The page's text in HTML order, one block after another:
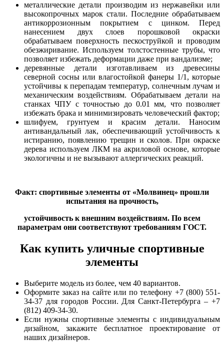
металлические детали производим из нержавейки или
высокопрочных марок стали. Последние обрабатываем
антикоррозионным покрытием с цинком. Перед
нанесением двух слоев порошковой окраски
обрабатываем поверхность пескоструйкой и проводим
обезжиривание. Используем толстостенные трубы, что
позволяет избежать деформации даже при вандализме;
деревянные детали изготавливаем из древесины
северной сосны или влагостойкой фанеры 1/1, которые
устойчивы к перепадам температур, солнечным лучам и
механическим воздействиям. Обрабатываем детали на
станках ЧПУ с точностью до 0.01 мм, что позволяет
избежать брака и минимизировать человеческий фактор;
шлифуем, грунтуем и красим детали. Наносим
антивандальный лак, обеспечивающий устойчивость к
истиранию, появлению трещин и сколов. При окраске
дерева используем ЛКМ на акриловой основе, которые
экологичны и не вызывают аллергических реакций.
Факт: спортивные элементы от «Молвинец» прошли
испытания на прочность,
устойчивость к внешним воздействиям. По всем
параметрам они соответствуют требованиям ГОСТ.
Как купить уличные спортивные
элементы
Выберите модель из более, чем 40 вариантов.
Оформите заказ на сайте или по телефону +7 (800) 551-
34-37 для городов России. Для Санкт-Петербурга – +7
(812) 409-34-30.
Если нужны спортивные элементы с индивидуальным
дизайном, закажите бесплатное проектирование от
наших дизайнеров.